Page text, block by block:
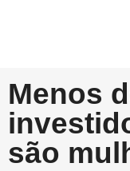
Menos
são